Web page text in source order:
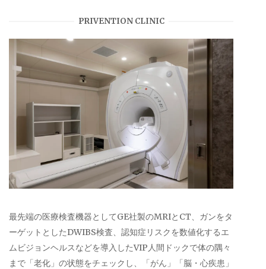
PRIVENTION CLINIC
最先端の医療検査機器としてGE社製のMRIとCT、ガンをタ
ーゲットとしたDWIBS検査、認知症リスクを数値化するエ
ムビジョンヘルスなどを導入したVIP人間ドックで体の隅々
まで「老化」の状態をチェックし、「がん」「脳・心疾患」